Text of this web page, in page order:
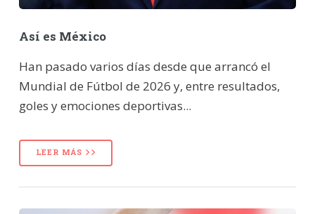
Así es México
Han pasado varios días desde que arrancó el
Mundial de Fútbol de 2026 y, entre resultados,
goles y emociones deportivas...
LEER MÁS